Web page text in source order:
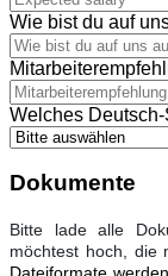
Wie bist du auf
Welches
Dokumente
Bitte lade alle
möchtest hoch, die